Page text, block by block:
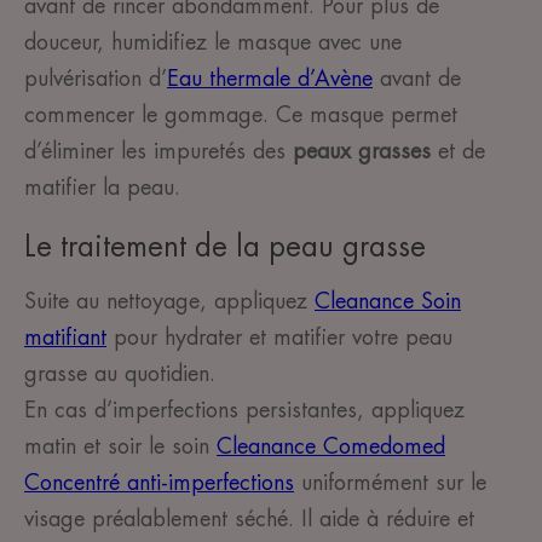
avant de rincer abondamment. Pour plus de
douceur, humidifiez le masque avec une
pulvérisation d’ Eau thermale d’Avène avant de
commencer le gommage. Ce masque permet
d’éliminer les impuretés des peaux grasses et de
matifier la peau.
Le traitement de la peau grasse
Suite au nettoyage, appliquez Cleanance Soin
matifiant pour hydrater et matifier votre peau
grasse au quotidien.
En cas d’imperfections persistantes, appliquez
matin et soir le soin Cleanance Comedomed
Concentré anti-imperfections uniformément sur le
visage préalablement séché. Il aide à réduire et